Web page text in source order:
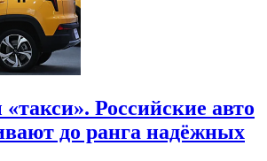
Российские авто
до ранга надёжных